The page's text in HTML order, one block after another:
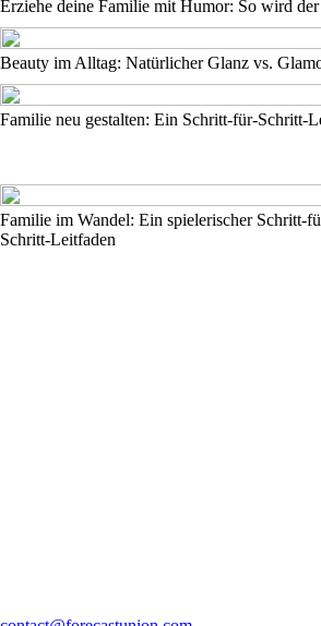
Erziehe deine Familie mit Humor: So wird
Beauty im Alltag: Natürlicher Glanz vs.
Familie neu gestalten: Ein Schritt-für-Schritt-
Familie im Wandel: Ein spielerischer Schritt-
Schritt-Leitfaden